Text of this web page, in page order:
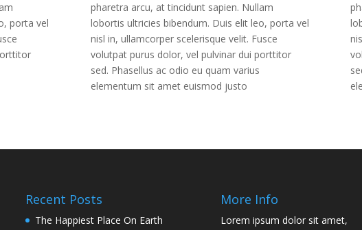
porta vel
pharetra arcu, at tincidunt sapien. Nullam
lobortis ultricies bibendum. Duis elit leo, porta vel
nisl in, ullamcorper scelerisque velit. Fusce
volutpat purus dolor, vel pulvinar dui porttitor
sed. Phasellus ac odio eu quam varius
elementum sit amet euismod justo
Recent Posts
The Happiest Place On Earth
More Info
Lorem ipsum dolor sit amet,